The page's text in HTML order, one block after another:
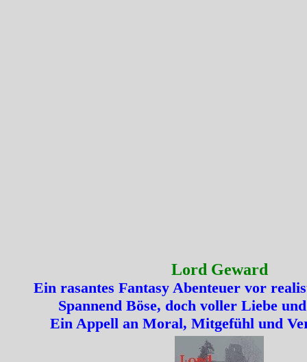
Lord Geward
Ein rasantes Fantasy Abenteuer vor
Spannend Böse, doch voller Liebe
Ein Appell an Moral, Mitgefühl und